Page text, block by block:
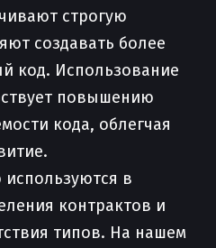
строгую
создавать более
код. Использование
повышению
кода, облегчая
в
контрактов и
типов. На нашем